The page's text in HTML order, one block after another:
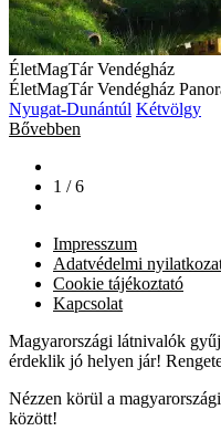
ÉletMagTár Vendégház
ÉletMagTár Vendégház
Nyugat-Dunántúl Kétvölgy
Bővebben
1 / 6
Impresszum
Adatvédelmi
Cookie tájékoztató
Kapcsolat
Magyarországi látnivalók
érdeklik jó helyen jár!
Nézzen körül a
között!